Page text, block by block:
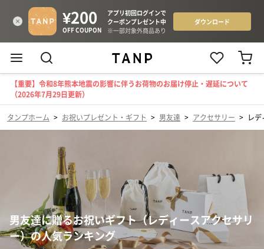
【重要】令和8年熊本地震の影響に伴うお荷物のお届け停止・遅延について
（2026年7月29日更新）
タンプホーム > お祝いプレゼント・ギフト > 男友達 > アクセサリー > レ
男友達に贈るお祝いギフト（レディースアクセサリ
ー）の人気ランキング